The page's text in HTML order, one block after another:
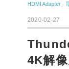
HDMI Adapter」
2020-02-27
4K解